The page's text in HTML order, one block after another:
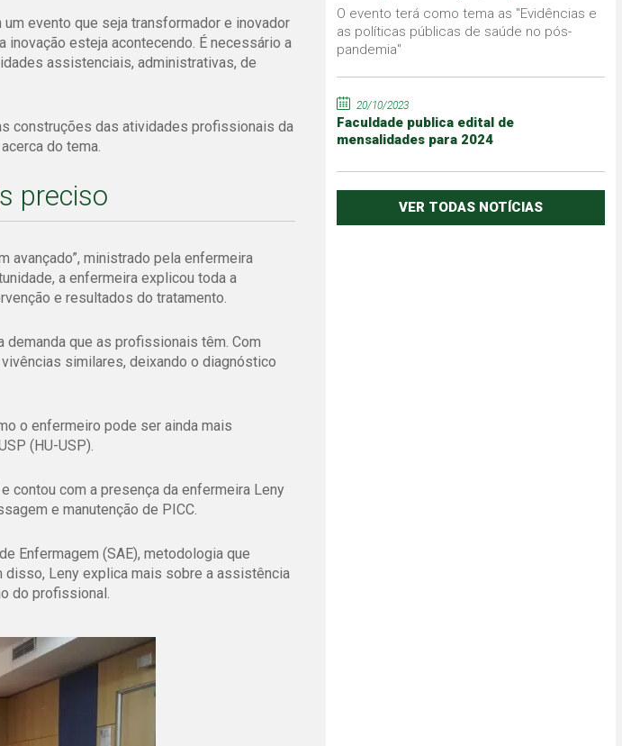
evento que seja transformador e inovador
inovação esteja acontecendo. É necessário a
assistenciais, administrativas, de
construções das atividades profissionais da
do tema.
preciso
avançado”, ministrado pela enfermeira
a enfermeira explicou toda a
e resultados do tratamento.
que as profissionais têm. Com
similares, deixando o diagnóstico
o enfermeiro pode ser ainda mais
(HU-USP).
contou com a presença da enfermeira Leny
e manutenção de PICC.
Enfermagem (SAE), metodologia que
disso, Leny explica mais sobre a assistência
do profissional.
O evento terá como tema as "Evidências e
as políticas públicas de saúde no pós-
pandemia"
20/10/2023
Faculdade publica edital de
mensalidades para 2024
VER TODAS NOTÍCIAS